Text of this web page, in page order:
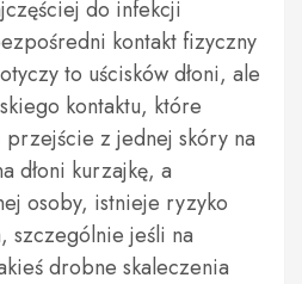
do infekcji
kontakt fizyczny
to uścisków dłoni, ale
kontaktu, które
z jednej skóry na
dłoni kurzajkę, a
osoby, istnieje ryzyko
szczególnie jeśli na
drobne skaleczenia